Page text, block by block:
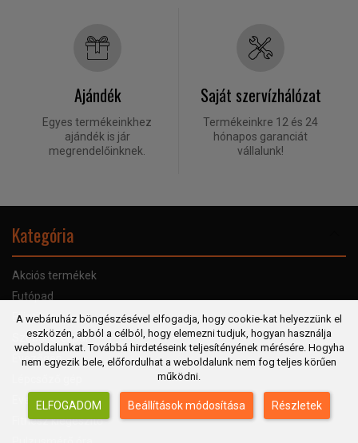
Ajándék
Egyes termékeinkhez
ajándék is jár
megrendelőinknek.
Saját szervízhálózat
Termékeinkre 12 és 24
hónapos garanciát
vállalunk!
Kategória
Akciós termékek
Futópad
Elliptikus tréner
Szobakerékpár
Evezőgép
Evezőgép
Fitnesz kiegészítő
A webáruház böngészésével elfogadja, hogy cookie-kat helyezzünk el
eszközén, abból a célból, hogy elemezni tudjuk, hogyan használja
weboldalunkat. Továbbá hirdetéseink teljesítényének mérésére. Hogyha
nem egyezik bele, előfordulhat a weboldalunk nem fog teljes körűen
működni.
ELFOGADOM Beállítások módosítása Részletek